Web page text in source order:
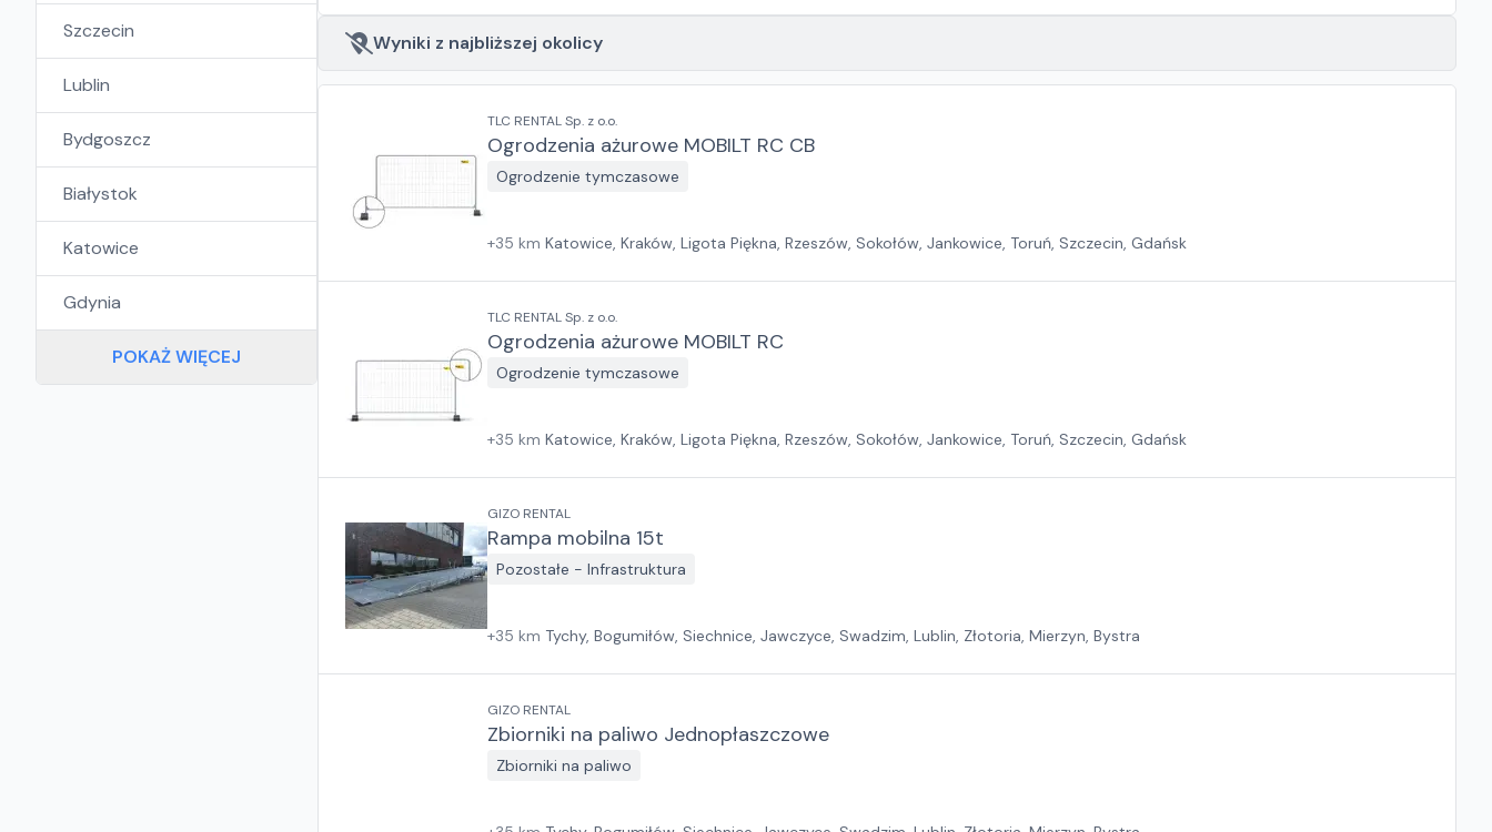
Wyniki z najbliższej okolicy
TLC RENTAL Sp. z o.o.
Ogrodzenia ażurowe MOBILT RC CB
Ogrodzenie tymczasowe
+35 km Katowice, Kraków, Ligota Piękna, Rzeszów, Sokołów, Jankowice, Toruń, Szczecin, Gdańsk
TLC RENTAL Sp. z o.o.
Ogrodzenia ażurowe MOBILT RC
Ogrodzenie tymczasowe
+35 km Katowice, Kraków, Ligota Piękna, Rzeszów, Sokołów, Jankowice, Toruń, Szczecin, Gdańsk
GIZO RENTAL
Rampa mobilna 15t
Pozostałe - Infrastruktura
+35 km Tychy, Bogumiłów, Siechnice, Jawczyce, Swadzim, Lublin, Złotoria, Mierzyn, Bystra
GIZO RENTAL
Zbiorniki na paliwo Jednopłaszczowe
Zbiorniki na paliwo
Szczecin
Lublin
Bydgoszcz
Białystok
Katowice
Gdynia
POKAŻ WIĘCEJ